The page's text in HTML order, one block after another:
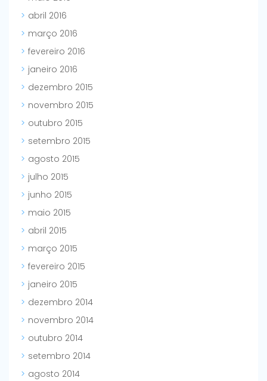
abril 2016
março 2016
fevereiro 2016
janeiro 2016
dezembro 2015
novembro 2015
outubro 2015
setembro 2015
agosto 2015
julho 2015
junho 2015
maio 2015
abril 2015
março 2015
fevereiro 2015
janeiro 2015
dezembro 2014
novembro 2014
outubro 2014
setembro 2014
agosto 2014